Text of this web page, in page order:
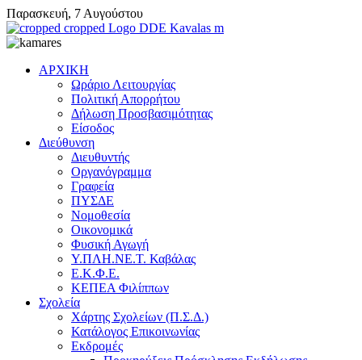
Παρασκευή, 7 Αυγούστου
ΑΡΧΙΚΗ
Ωράριο Λειτουργίας
Πολιτική Απορρήτου
Δήλωση Προσβασιμότητας
Είσοδος
Διεύθυνση
Διευθυντής
Οργανόγραμμα
Γραφεία
ΠΥΣΔΕ
Νομοθεσία
Oικονομικά
Φυσική Αγωγή
Y.ΠΛΗ.ΝΕ.Τ. Καβάλας
E.K.Φ.Ε.
ΚΕΠΕΑ Φιλίππων
Σχολεία
Χάρτης Σχολείων (Π.Σ.Δ.)
Κατάλογος Επικοινωνίας
Εκδρομές